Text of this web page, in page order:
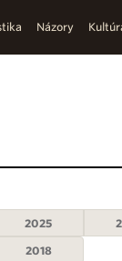
Názory
2025
2018